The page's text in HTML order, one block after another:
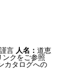
言 人名：道恵
ンクをご参照
カタログへの